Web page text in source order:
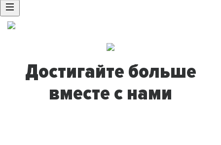
Достигайте больше
вместе с нами